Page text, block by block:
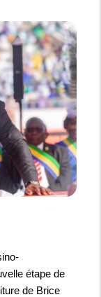
étape de
de Brice